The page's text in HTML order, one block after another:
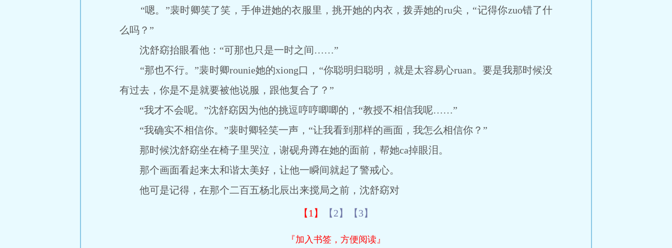
“嗯。”裴时卿笑了笑，手伸进她的衣服里，挑开她的内衣，拨弄她的ru尖，“记得你zuo错了什
么吗？”
沈舒窈抬眼看他：“可那也只是一时之间……”
“那也不行。”裴时卿rounie她的xiong口，“你聪明归聪明，就是太容易心ruan。要是我那时候没
有过去，你是不是就要被他说服，跟他复合了？”
“我才不会呢。”沈舒窈因为他的挑逗哼哼唧唧的，“教授不相信我呢……”
“我确实不相信你。”裴时卿轻笑一声，“让我看到那样的画面，我怎么相信你？”
那时候沈舒窈坐在椅子里哭泣，谢砚舟蹲在她的面前，帮她ca掉眼泪。
那个画面看起来太和谐太美好，让他一瞬间就起了警戒心。
他可是记得，在那个二百五杨北辰出来搅局之前，沈舒窈对
【1】 【2】 【3】
『加入书签，方便阅读』